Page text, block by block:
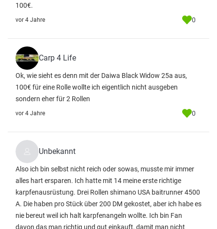
100€.
vor 4 Jahre 0
Carp 4 Life
Ok, wie sieht es denn mit der Daiwa Black Widow 25a aus,
100€ für eine Rolle wollte ich eigentlich nicht ausgeben
sondern eher für 2 Rollen
vor 4 Jahre 0
Unbekannt
Also ich bin selbst nicht reich oder sowas, musste mir immer
alles hart ersparen. Ich hatte mit 14 meine erste richtige
karpfenausrüstung. Drei Rollen shimano USA baitrunner 4500
A. Die haben pro Stück über 200 DM gekostet, aber ich habe es
nie bereut weil ich halt karpfenangeln wollte. Ich bin Fan
davon das man richtig und gut einkauft, damit man nicht